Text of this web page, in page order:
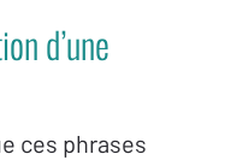
d’une
ces phrases